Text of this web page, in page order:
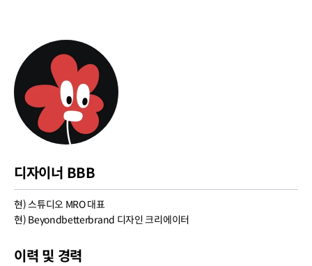
디자이너 BBB
현) 스튜디오 MRO 대표
현) Beyondbetterbrand 디자인 크리에이터
이력 및 경력